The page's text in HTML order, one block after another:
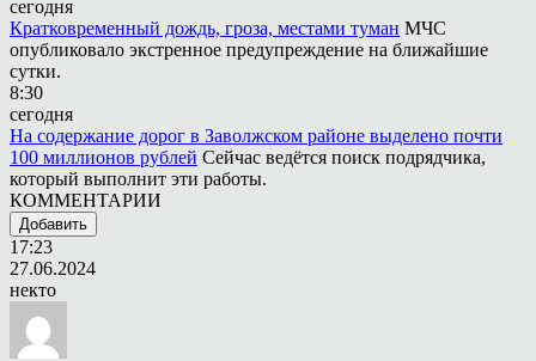
сегодня
Кратковременный дождь, гроза, местами туман МЧС
опубликовало экстренное предупреждение на ближайшие
сутки.
8:30
сегодня
На содержание дорог в Заволжском районе выделено почти
100 миллионов рублей Сейчас ведётся поиск подрядчика,
который выполнит эти работы.
КОММЕНТАРИИ
Добавить
17:23
27.06.2024
некто